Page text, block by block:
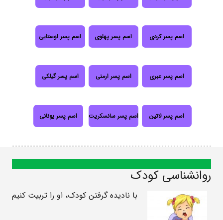
اسم پسر کردی اسم پسر پهلوی اسم پسر اوستایی
اسم پسر عبری اسم پسر ارمنی اسم پسر گیلکی
اسم پسر لاتین اسم پسر سانسکریت اسم پسر یونانی
روانشناسی کودک
با نادیده گرفتن کودک، او را تربیت کنیم